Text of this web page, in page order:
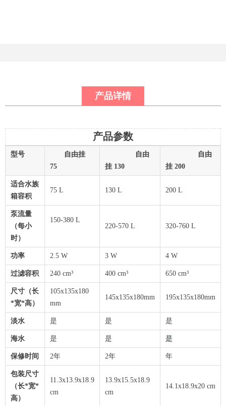
产品详情
产品参数
型号
自由挂
75
自由
挂 130
自由
挂 200
适合水族
箱容积
75 L 130 L 200 L
泵流量
（每小
时）
150-380 L
220-570 L
320-760 L
功率 2.5 W 3 W 4 W
过滤容积 240 cm³ 400 cm³ 650 cm³
尺寸（长
*宽*高）
105x135x180
mm
145x135x180mm 195x135x180mm
淡水 是 是 是
海水 是 是 是
保修时间 2年 2年 年
包装尺寸
（长*宽*
高）
11.3x13.9x18.9
cm
13.9x15.5x18.9
cm
14.1x18.9x20 cm